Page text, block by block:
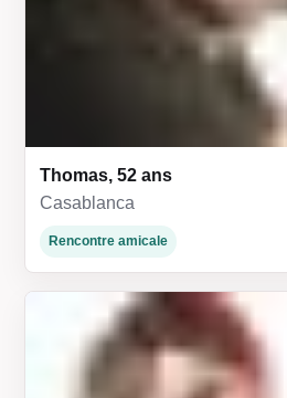
Thomas, 52 ans
Casablanca
Rencontre amicale